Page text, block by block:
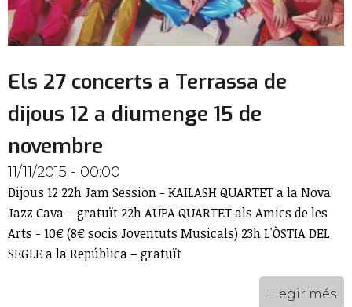
Els 27 concerts a Terrassa de
dijous 12 a diumenge 15 de
novembre
11/11/2015 - 00:00
Dijous 12 22h Jam Session - KAILASH QUARTET a la Nova
Jazz Cava – gratuït 22h AUPA QUARTET als Amics de les
Arts - 10€ (8€ socis Joventuts Musicals) 23h L'ÒSTIA DEL
SEGLE a la República – gratuït
Llegir més